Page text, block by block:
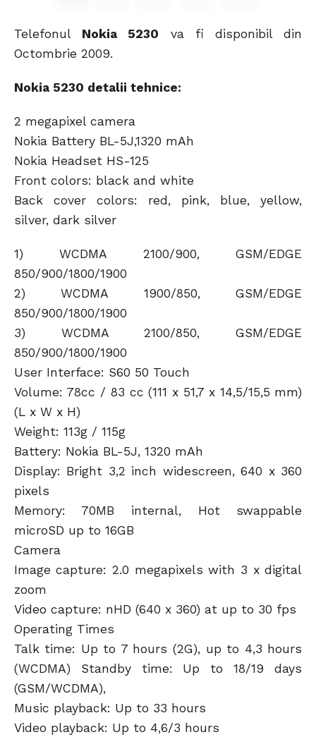
Telefonul Nokia 5230 va fi disponibil din
Octombrie 2009.
Nokia 5230 detalii tehnice:
2 megapixel camera
Nokia Battery BL-5J,1320 mAh
Nokia Headset HS-125
Front colors: black and white
Back cover colors: red, pink, blue, yellow,
silver, dark silver
1) WCDMA 2100/900, GSM/EDGE
850/900/1800/1900
2) WCDMA 1900/850, GSM/EDGE
850/900/1800/1900
3) WCDMA 2100/850, GSM/EDGE
850/900/1800/1900
User Interface: S60 50 Touch
Volume: 78cc / 83 cc (111 x 51,7 x 14,5/15,5 mm)
(L x W x H)
Weight: 113g / 115g
Battery: Nokia BL-5J, 1320 mAh
Display: Bright 3,2 inch widescreen, 640 x 360
pixels
Memory: 70MB internal, Hot swappable
microSD up to 16GB
Camera
Image capture: 2.0 megapixels with 3 x digital
zoom
Video capture: nHD (640 x 360) at up to 30 fps
Operating Times
Talk time: Up to 7 hours (2G), up to 4,3 hours
(WCDMA) Standby time: Up to 18/19 days
(GSM/WCDMA),
Music playback: Up to 33 hours
Video playback: Up to 4,6/3 hours